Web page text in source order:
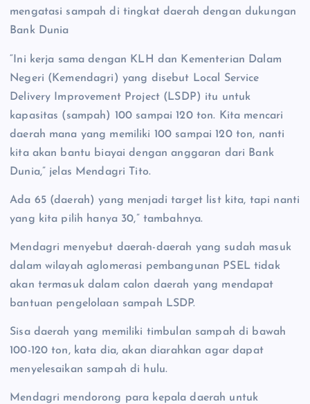
mengatasi sampah di tingkat daerah dengan dukungan
Bank Dunia
“Ini kerja sama dengan KLH dan Kementerian Dalam
Negeri (Kemendagri) yang disebut Local Service
Delivery Improvement Project (LSDP) itu untuk
kapasitas (sampah) 100 sampai 120 ton. Kita mencari
daerah mana yang memiliki 100 sampai 120 ton, nanti
kita akan bantu biayai dengan anggaran dari Bank
Dunia,” jelas Mendagri Tito.
Ada 65 (daerah) yang menjadi target list kita, tapi nanti
yang kita pilih hanya 30,” tambahnya.
Mendagri menyebut daerah-daerah yang sudah masuk
dalam wilayah aglomerasi pembangunan PSEL tidak
akan termasuk dalam calon daerah yang mendapat
bantuan pengelolaan sampah LSDP.
Sisa daerah yang memiliki timbulan sampah di bawah
100-120 ton, kata dia, akan diarahkan agar dapat
menyelesaikan sampah di hulu.
Mendagri mendorong para kepala daerah untuk